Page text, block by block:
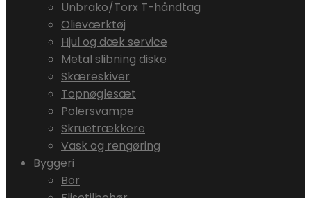
Unbrako/Torx T-håndtag
Olieværktøj
Hjul og dæk service
Metal slibning diske
Skæreskiver
Topnøglesæt
Polersvampe
Skruetrækkere
Vask og rengøring
Byggeri
Bor